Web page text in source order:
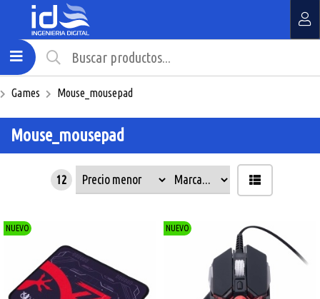
¿Tienes cupón de descuento?
Games Mouse_mousepad
Mouse_mousepad
12
NUEVO NUEVO